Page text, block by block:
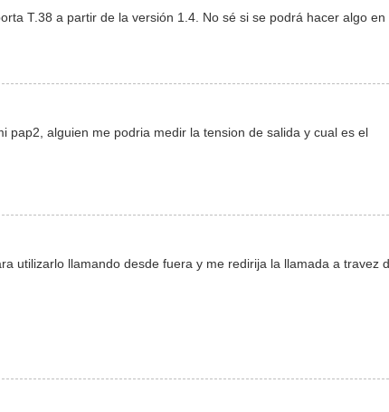
T.38 a partir de la versión 1.4. No sé si se podrá hacer algo en
pap2, alguien me podria medir la tension de salida y cual es el
utilizarlo llamando desde fuera y me redirija la llamada a travez